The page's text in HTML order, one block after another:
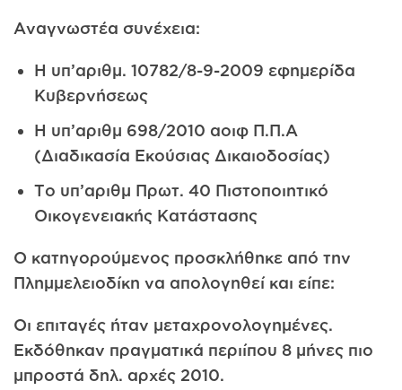
Αναγνωστέα συνέχεια:
Η υπ’αριθμ. 10782/8-9-2009 εφημερίδα
Κυβερνήσεως
Η υπ’αριθμ 698/2010 αοιφ Π.Π.Α
(Διαδικασία Εκούσιας Δικαιοδοσίας)
Το υπ’αριθμ Πρωτ. 40 Πιστοποιητικό
Οικογενειακής Κατάστασης
Ο κατηγορούμενος προσκλήθηκε από την
Πλημμελειοδίκη να απολογηθεί και είπε:
Οι επιταγές ήταν μεταχρονολογημένες.
Εκδόθηκαν πραγματικά περιίπου 8 μήνες πιο
μπροστά δηλ. αρχές 2010.